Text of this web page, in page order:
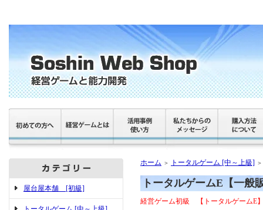
屋台屋本舗 [初級]
ホーム ＞ トータルゲーム [中～上級] ＞
トータルゲームE【一般
経営ゲーム初級 【トータルゲームE